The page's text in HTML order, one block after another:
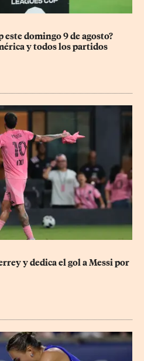
este domingo 9 de agosto?
y todos los partidos
y dedica el gol a Messi por